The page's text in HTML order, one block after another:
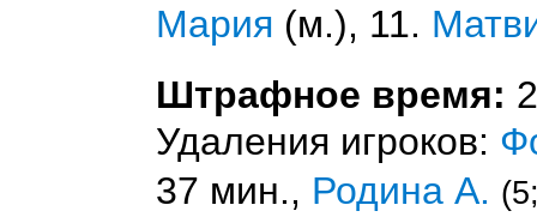
Мария (м.), 11.
Штрафное время:
Удаления игроков:
37 мин., Родина А.